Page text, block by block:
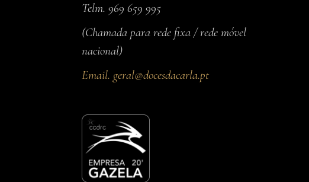
Telm. 969 659 995
(Chamada para rede fixa / rede móvel
nacional)
Email. geral@docesdacarla.pt